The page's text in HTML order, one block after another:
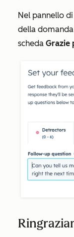
Nel pannello
della
scheda Grazie